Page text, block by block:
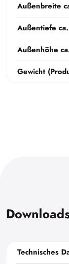
Außenbreite
Außentiefe ca.
Außenhöhe
Gewicht
Technisches